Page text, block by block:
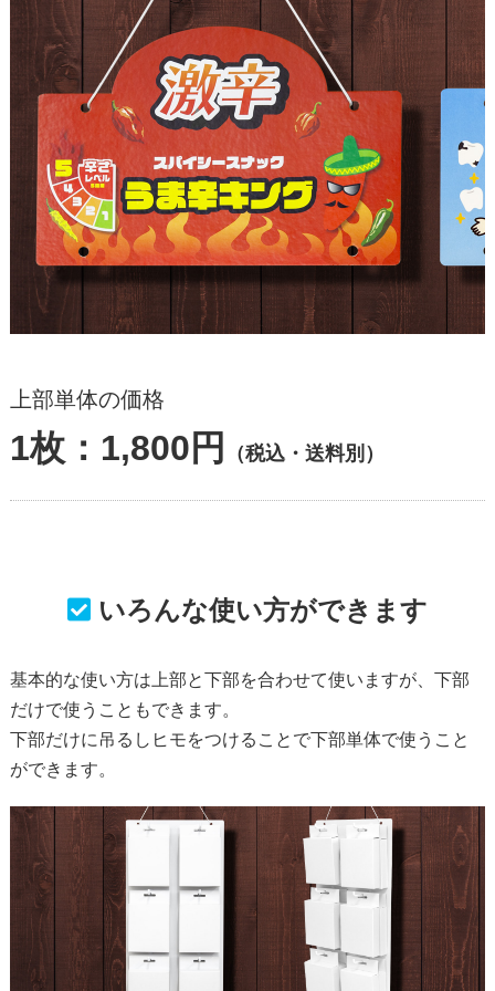
上部単体の価格
1枚：1,800円 （税込・送料別）
いろんな使い方ができます
基本的な使い方は上部と下部を合わせて使いますが、下部
だけで使うこともできます。
下部だけに吊るしヒモをつけることで下部単体で使うこと
ができます。